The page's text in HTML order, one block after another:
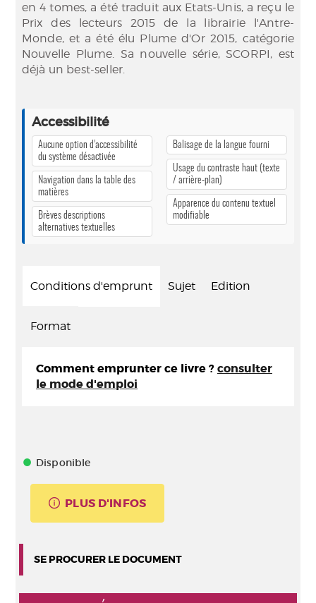
en 4 tomes, a été traduit aux Etats-Unis, a reçu le
Prix des lecteurs 2015 de la librairie l'Antre-
Monde, et a été élu Plume d'Or 2015, catégorie
Nouvelle Plume. Sa nouvelle série, SCORPI, est
déjà un best-seller.
Accessibilité
Aucune option d’accessibilité
du système désactivée
Navigation dans la table des
matières
Brèves descriptions
alternatives textuelles
Balisage de la langue fourni
Usage du contraste haut (texte
/ arrière-plan)
Apparence du contenu textuel
modifiable
Conditions d'emprunt Sujet Edition
Format
Comment emprunter ce livre ? consulter
le mode d'emploi
Disponible
PLUS D'INFOS
SE PROCURER LE DOCUMENT